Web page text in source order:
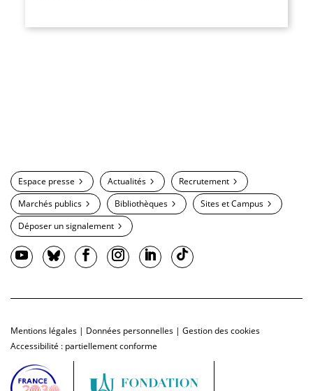
Espace presse Actualités
Recrutement
Marchés publics
Bibliothèques
Sites et Campus
Déposer un signalement
Mentions légales | Données personnelles | Gestion des cookies
Accessibilité : partiellement conforme